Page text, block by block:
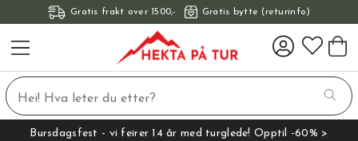
Gratis frakt over 1500,- Gratis bytte (returinfo)
Bursdagsfest - vi feirer 14 år med turglede! Opptil -60% >